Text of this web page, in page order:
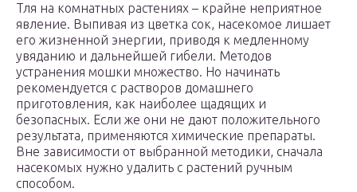
Тля на комнатных растениях – крайне неприятное
явление. Выпивая из цветка сок, насекомое лишает
его жизненной энергии, приводя к медленному
увяданию и дальнейшей гибели. Методов
устранения мошки множество. Но начинать
рекомендуется с растворов домашнего
приготовления, как наиболее щадящих и
безопасных. Если же они не дают положительного
результата, применяются химические препараты.
Вне зависимости от выбранной методики, сначала
насекомых нужно удалить с растений ручным
способом.